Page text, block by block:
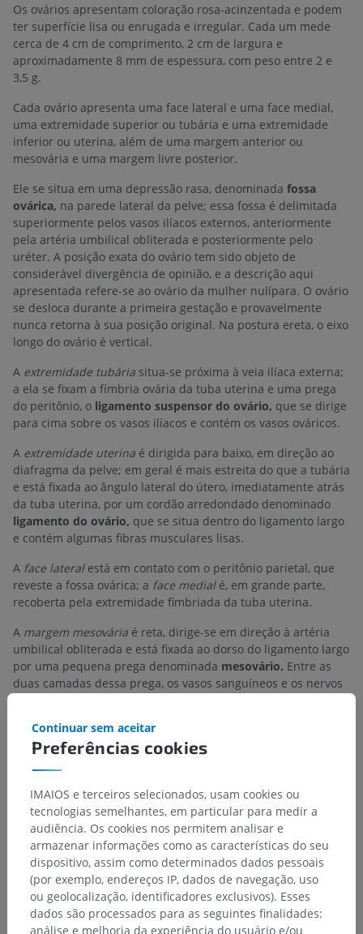
Os ovários apresentam coloração rosa-acinzentada e podem
ter superfície lisa ou enrugada e irregular. Cada um mede
cerca de 4 cm de comprimento, 2 cm de largura e
aproximadamente 8 mm de espessura, com peso entre 2 e
3,5 g.
Cada ovário apresenta uma face lateral e uma face medial,
uma extremidade superior ou tubária e uma extremidade
inferior ou uterina, além de uma margem anterior ou
mesovária e uma margem livre posterior.
Ele se situa em uma depressão rasa, denominada fossa
ovárica, na parede lateral da pelve; essa fossa é delimitada
superiormente pelos vasos ilíacos externos, anteriormente
pela artéria umbilical obliterada e posteriormente pelo
uréter. A posição exata do ovário tem sido objeto de
considerável divergência de opinião, e a descrição aqui
apresentada refere-se ao ovário da mulher nulípara. O ovário
se desloca durante a primeira gestação e provavelmente
nunca retorna à sua posição original. Na postura ereta, o eixo
longo do ovário é vertical.
A extremidade tubária situa-se próxima à veia ilíaca externa;
a ela se fixam a fímbria ovária da tuba uterina e uma prega
do peritônio, o ligamento suspensor do ovário, que se dirige
para cima sobre os vasos ilíacos e contém os vasos ováricos.
A extremidade uterina é dirigida para baixo, em direção ao
diafragma da pelve; em geral é mais estreita do que a tubária
e está fixada ao ângulo lateral do útero, imediatamente atrás
da tuba uterina, por um cordão arredondado denominado
ligamento do ovário, que se situa dentro do ligamento largo
e contém algumas fibras musculares lisas.
A face lateralestá em contato com o peritônio parietal, que
reveste a fossa ovárica; a face medialé, em grande parte,
recoberta pela extremidade fimbriada da tuba uterina.
A margem mesovária é reta, dirige-se em direção à artéria
umbilical obliterada e está fixada ao dorso do ligamento largo
por uma pequena prega denominada mesovário. Entre as
duas camadas dessa prega, os vasos sanguíneos e os nervos
margem livreé convexa e se dirige em direção ao uréter. A
tuba uterina contorna o ovário, ascendendo em relação à sua
medial.
A tradução está incorreta? RELATAR
Referências
Preferências cookies
Continuar sem aceitar
IMAIOS e terceiros selecionados, usam cookies ou
tecnologias semelhantes, em particular para medir a
audiência. Os cookies nos permitem analisar e
armazenar informações como as características do seu
dispositivo, assim como determinados dados pessoais
(por exemplo, endereços IP, dados de navegação, uso
ou geolocalização, identificadores exclusivos). Esses
dados são processados para as seguintes finalidades:
análise e melhoria da experiência do usuário e/ou